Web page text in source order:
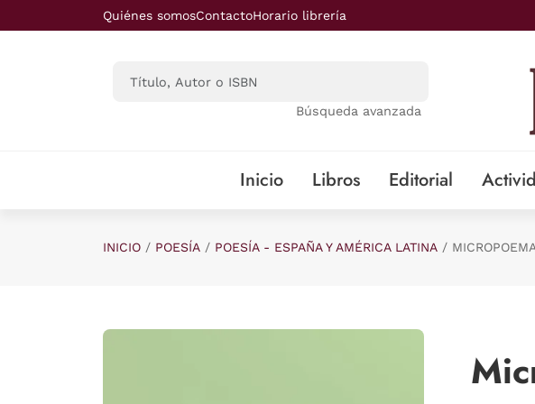
Saltar al contenido principal
Quiénes somosContactoHorario librería
Búsqueda avanzada
Inicio Libros Editorial
INICIO POESÍA POESÍA - ESPAÑA Y AMÉRICA LATINA